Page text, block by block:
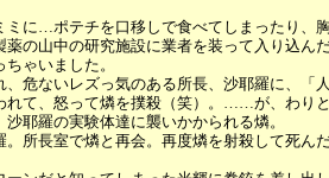
に…ポテチを口移しで食べてしまったり、
薬の山中の研究施設に業者を装って入り込
ゃいました。
危ないレズっ気のある所長、沙耶羅に、
れて、怒って燐を撲殺（笑）。……が、わり
耶羅の実験体達に襲いかかられる燐。
所長室で燐と再会。再度燐を射殺して死